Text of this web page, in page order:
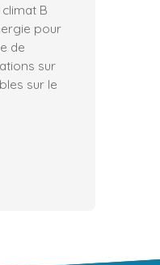
B
pour
de
sur
sur le